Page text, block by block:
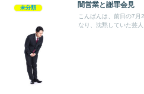
未分類 闇営業と謝罪会見
こんばんは、前日の7
なり、沈黙していた芸人